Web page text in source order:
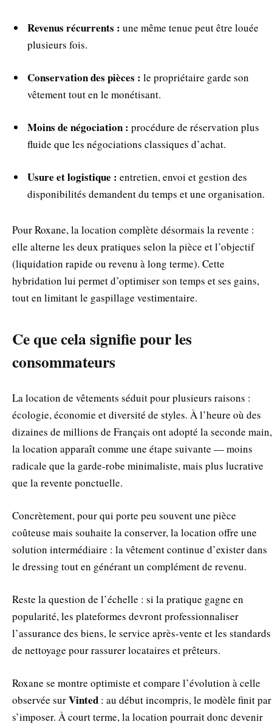
Revenus récurrents : une même tenue peut être louée
plusieurs fois.
Conservation des pièces : le propriétaire garde son
vêtement tout en le monétisant.
Moins de négociation : procédure de réservation plus
fluide que les négociations classiques d’achat.
Usure et logistique : entretien, envoi et gestion des
disponibilités demandent du temps et une organisation.
Pour Roxane, la location complète désormais la revente :
elle alterne les deux pratiques selon la pièce et l’objectif
(liquidation rapide ou revenu à long terme). Cette
hybridation lui permet d’optimiser son temps et ses gains,
tout en limitant le gaspillage vestimentaire.
Ce que cela signifie pour les
consommateurs
La location de vêtements séduit pour plusieurs raisons :
écologie, économie et diversité de styles. À l’heure où des
dizaines de millions de Français ont adopté la seconde main,
la location apparaît comme une étape suivante — moins
radicale que la garde-robe minimaliste, mais plus lucrative
que la revente ponctuelle.
Concrètement, pour qui porte peu souvent une pièce
coûteuse mais souhaite la conserver, la location offre une
solution intermédiaire : la vêtement continue d’exister dans
le dressing tout en générant un complément de revenu.
Reste la question de l’échelle : si la pratique gagne en
popularité, les plateformes devront professionnaliser
l’assurance des biens, le service après-vente et les standards
de nettoyage pour rassurer locataires et prêteurs.
Roxane se montre optimiste et compare l’évolution à celle
observée surVinted : au début incompris, le modèle finit par
s’imposer. À court terme, la location pourrait donc devenir